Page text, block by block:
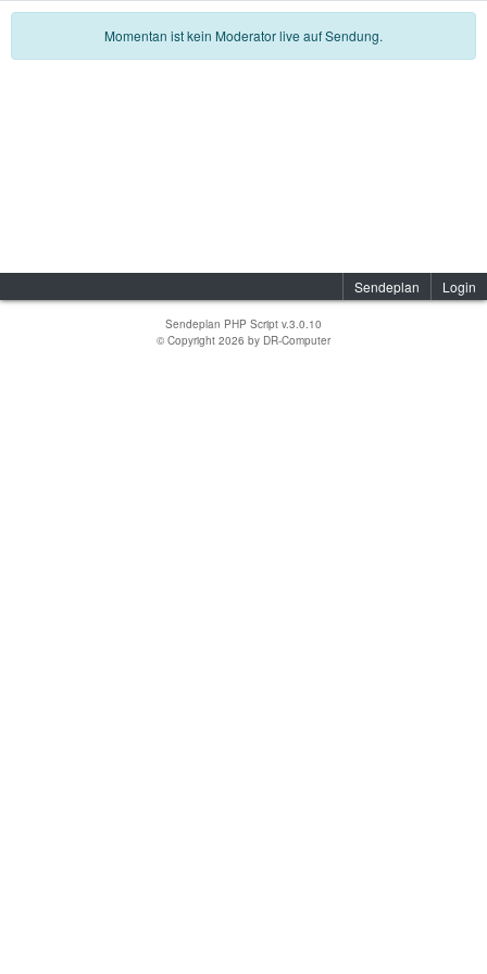
Momentan ist kein Moderator live auf Sendung.
Sendeplan Login
Sendeplan PHP Script v.3.0.10
© Copyright 2026 by DR-Computer